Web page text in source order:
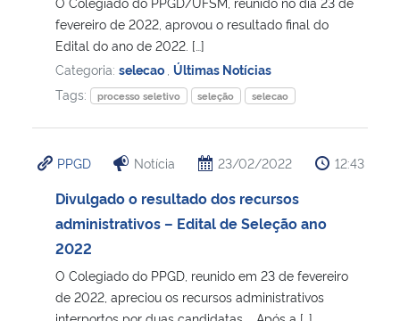
fevereiro de 2022, aprovou o resultado final do
Edital do ano de 2022. […]
Categoria: selecao Últimas Notícias
Tags:
processo seletivo seleção selecao
PPGD Notícia 23/02/2022 12:43
Divulgado o resultado dos recursos
administrativos – Edital de Seleção ano
2022
O Colegiado do PPGD, reunido em 23 de fevereiro
de 2022, apreciou os recursos administrativos
interportos por duas candidatas. Após a […]